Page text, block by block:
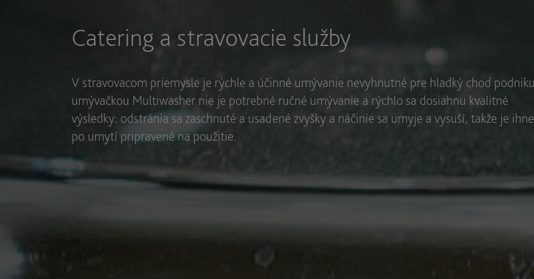
Catering a stravovacie služby
V stravovacom priemysle je rýchle a účinné umývanie nevyhnutné pre hladký chod
umývačkou Multiwasher nie je potrebné ručné umývanie a rýchlo sa dosiahnu kvalitné
výsledky: odstránia sa zaschnuté a usadené zvyšky a náčinie sa umyje a vysuší, takže je
po umytí pripravené na použitie.